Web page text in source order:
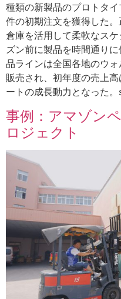
種類の新製品のプロトタ
件の初期注文を獲得した
倉庫を活用して柔軟なス
ズン前に製品を時間通り
品ラインは全国各地のウ
販売され、初年度の売上
ートの成長動力となった。
事例：アマゾン
ロジェクト